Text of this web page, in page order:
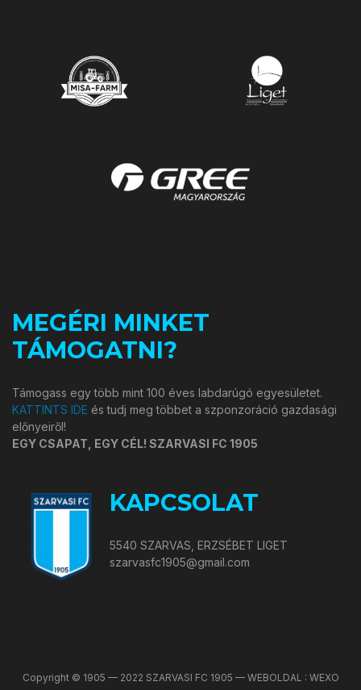
MEGÉRI MINKET
TÁMOGATNI?
Támogass egy több mint 100 éves labdarúgó egyesületet.
KATTINTS IDE és tudj meg többet a szponzoráció gazdasági
előnyeiről!
EGY CSAPAT, EGY CÉL! SZARVASI FC 1905
KAPCSOLAT
5540 SZARVAS, ERZSÉBET LIGET
szarvasfc1905@gmail.com
Copyright © 1905 — 2022 SZARVASI FC 1905 — WEBOLDAL : WEXO